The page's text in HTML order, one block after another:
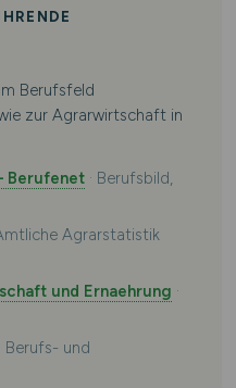
Berufsfeld
zur Agrarwirtschaft in
Berufenet· Berufsbild,
Agrarstatistik
und Ernaehrung ·
· Berufs- und